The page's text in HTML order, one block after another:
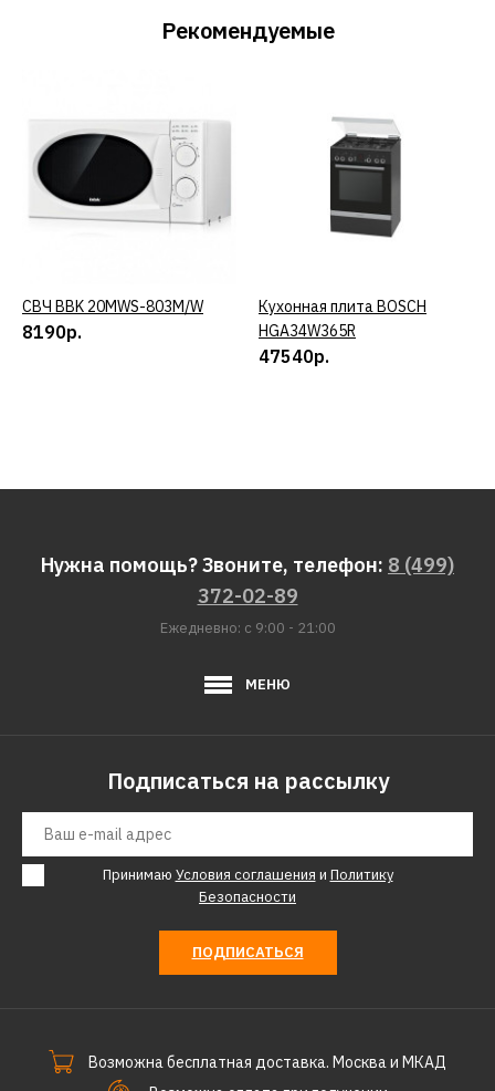
Рекомендуемые
КУПИТЬ
СВЧ BBK 20MWS-803M/W
8190р.
КУПИТЬ
Кухонная плита BOSCH
HGA34W365R
47540р.
Нужна помощь? Звоните, телефон: 8 (499)
372-02-89
Ежедневно: с 9:00 - 21:00
МЕНЮ
Подписаться на рассылку
Принимаю Условия соглашения и Политику
Безопасности
ПОДПИСАТЬСЯ
Возможна бесплатная доставка. Москва и МКАД